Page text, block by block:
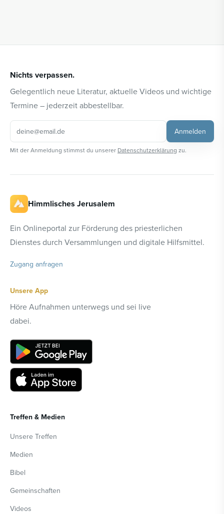
Nichts verpassen.
Gelegentlich neue Literatur, aktuelle Videos und wichtige
Termine – jederzeit abbestellbar.
Anmelden
Mit der Anmeldung stimmst du unserer Datenschutzerklärung zu.
Himmlisches Jerusalem
Ein Onlineportal zur Förderung des priesterlichen
Dienstes durch Versammlungen und digitale Hilfsmittel.
Zugang anfragen
Unsere App
Höre Aufnahmen unterwegs und sei live
dabei.
Treffen & Medien
Unsere Treffen
Medien
Bibel
Gemeinschaften
Videos